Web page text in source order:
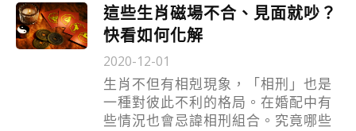
這些生肖磁場不合、見面就吵？
快看如何化解
2020-12-01
生肖不但有相剋現象，「相刑」也是
一種對彼此不利的格局。在婚配中有
些情況也會忌諱相刑組合。究竟哪些